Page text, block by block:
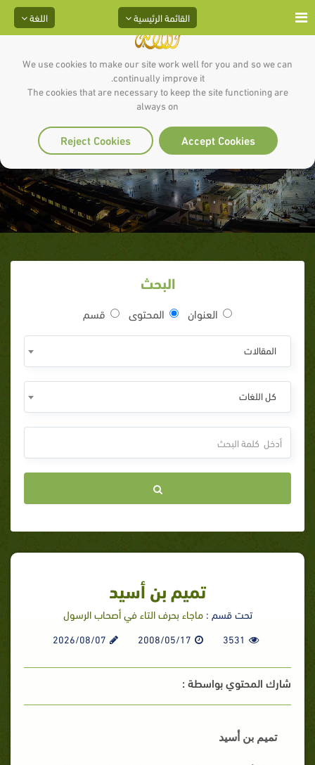
We use cookies to make our site work well for you and so we can
continually improve it.
The cookies that are necessary to keep the site functioning are
always on
Accept Cookies
Reject Cookies
اللغة القائمة الرئيسية
تميم بن أسيد
البحث
العنوان المحتوى قسم
المقالات
كل اللغات
تميم بن أسيد
تحت قسم :ماجاء بحرف التاء في أصحاب الرسول
3531
2008/05/17
2026/08/07
شارك المحتوي بواسطة :
تميم بن أسيد